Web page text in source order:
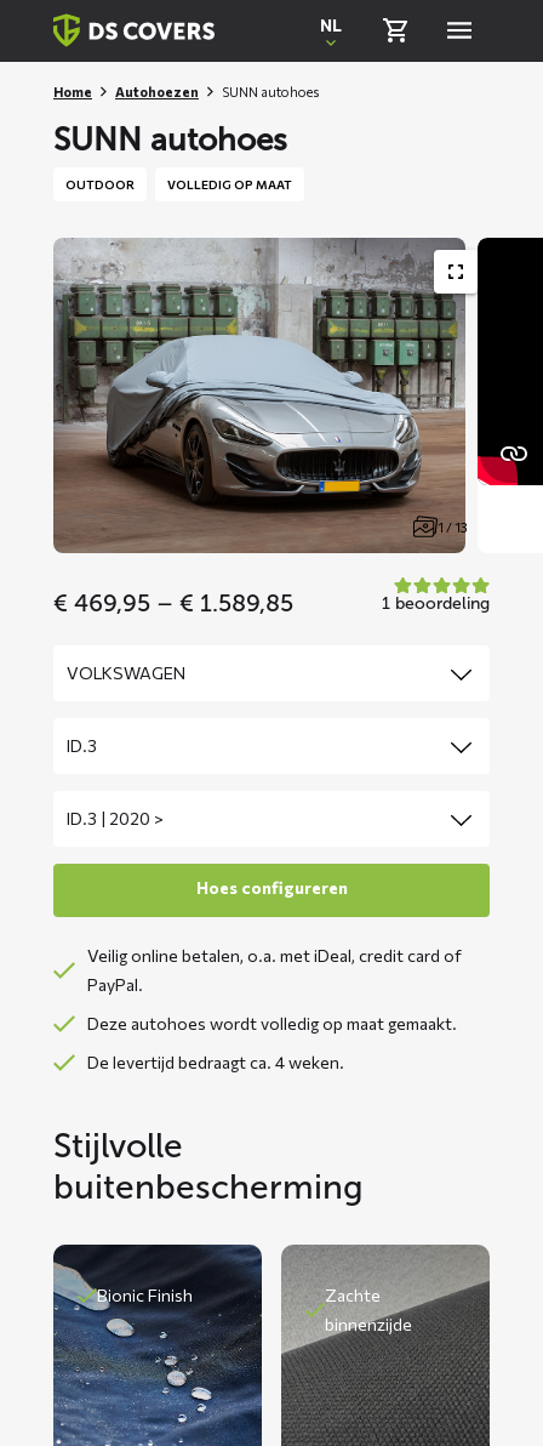
Skiplinks
NL
Home Autohoezen SUNN autohoes
SUNN autohoes
OUTDOOR VOLLEDIG OP MAAT
1 / 13
€ 469,95 – € 1.589,85Price
1 beoordeling
Veilig online betalen, o.a. met iDeal, credit card of
PayPal.
Deze autohoes wordt volledig op maat gemaakt.
De levertijd bedraagt ca. 4 weken.
Stijlvolle
buitenbescherming
Bionic Finish
Zachte
binnenzijde